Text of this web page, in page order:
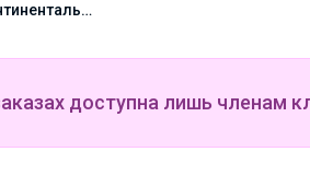
доступна лишь членам